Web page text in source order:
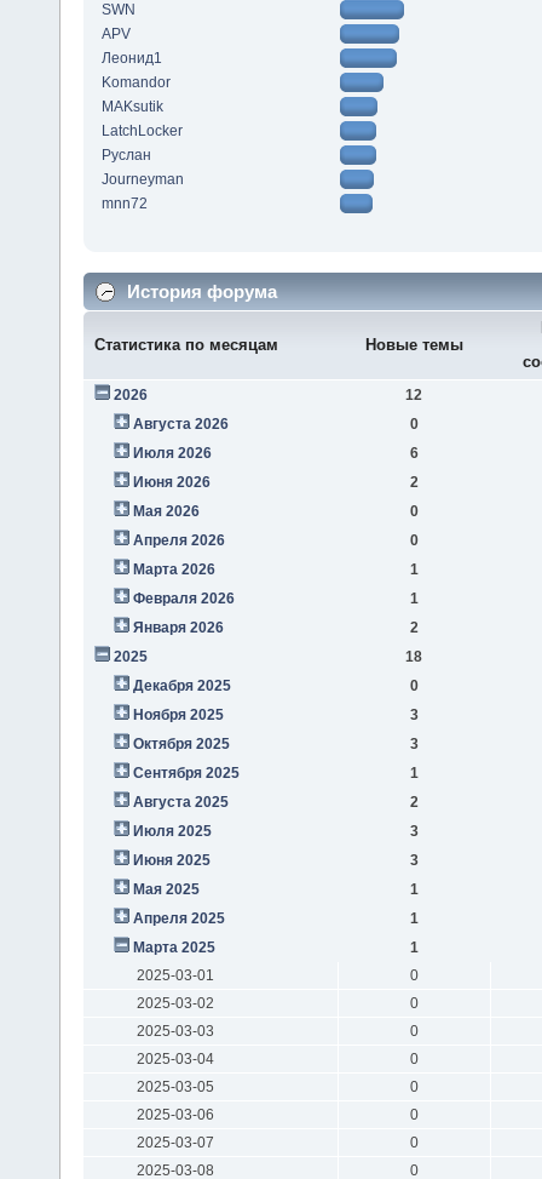
SWN
APV
Леонид1
Komandor
MAKsutik
LatchLocker
Руслан
Journeyman
mnn72
История форума
Статистика по месяцам Новые темы
2026
12
Августа 2026
0
Июля 2026
6
Июня 2026
2
Мая 2026
0
Апреля 2026
0
Марта 2026
1
Февраля 2026
1
Января 2026
2
2025
18
Декабря 2025
0
Ноября 2025
3
Октября 2025
3
Сентября 2025
1
Августа 2025
2
Июля 2025
3
Июня 2025
3
Мая 2025
1
Апреля 2025
1
Марта 2025
1
2025-03-01
0
2025-03-02
0
2025-03-03
0
2025-03-04
0
2025-03-05
0
2025-03-06
0
2025-03-07
0
2025-03-08
0